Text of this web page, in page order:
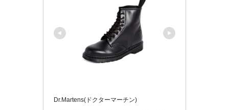
Dr.Martens(ドクターマーチン)